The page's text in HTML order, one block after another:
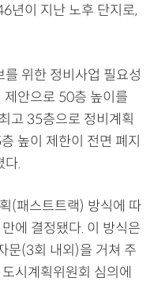
년이 지난 노후 단지로,
위한 정비사업 필요성
안으로 50층 높이를
고 35층으로 정비계획
높이 제한이 전면 폐지
다.
(패스트트랙) 방식에 따
에 결정됐다. 이 방식은
문(3회 내외)을 거쳐 주
시계획위원회 심의에